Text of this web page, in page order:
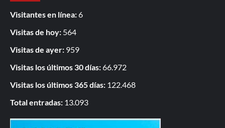
Visitantes en línea:6
Visitas de hoy: 564
Visitas de ayer: 959
Visitas los últimos 30 días:66.972
Visitas los últimos 365 días: 122.468
Total entradas: 13.093